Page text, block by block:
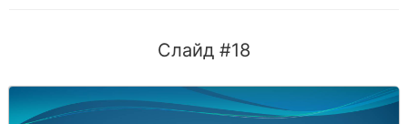
Слайд #18